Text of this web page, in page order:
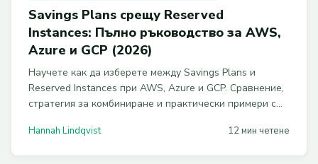
Savings Plans срещу Reserved
Instances: Пълно ръководство за AWS,
Azure и GCP (2026)
Научете как да изберете между Savings Plans и
Reserved Instances при AWS, Azure и GCP. Сравнение,
стратегия за комбиниране и практически примери с
Hannah Lindqvist 12 мин четене